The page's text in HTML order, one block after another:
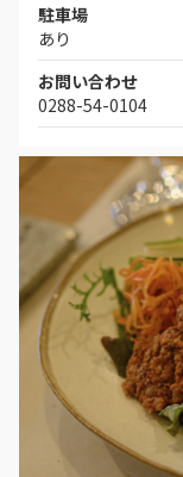
駐車場
あり
お問い合わせ
0288-54-0104